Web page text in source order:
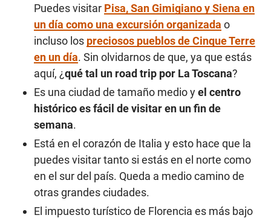
Puedes visitar Pisa, San Gimigiano y Siena en
un día como una excursión organizada o
incluso los preciosos pueblos de Cinque Terre
en un día. Sin olvidarnos de que, ya que estás
aquí, ¿qué tal un road trip por La Toscana?
Es una ciudad de tamaño medio yel centro
histórico es fácil de visitar en un fin de
semana.
Está en el corazón de Italia y esto hace que la
puedes visitar tanto si estás en el norte como
en el sur del país. Queda a medio camino de
otras grandes ciudades.
El impuesto turístico de Florencia es más bajo